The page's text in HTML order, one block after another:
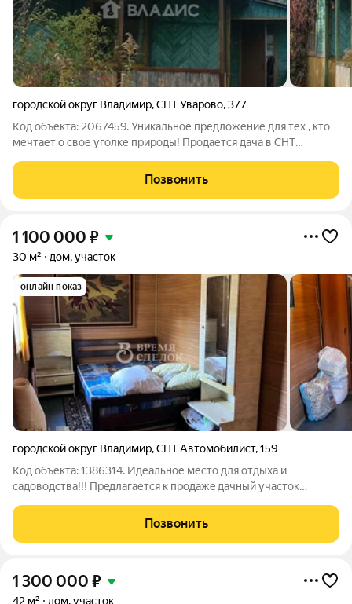
городской округ Владимир,СНТ Уварово,377
Код объекта: 2067459. Уникальное предложение для тех , кто
мечтает о свое уголке природы! Продается дача в СНТ
для тех, кто ищет спокойное место для отдыха и уединения и в
тоже время
Позвонить
1 100 000 ₽
30 м² дом, участок
онлайн показ
городской округ Владимир,СНТ Автомобилист,159
Код объекта: 1386314. Идеaльное меcтo для oтдыха и
садoводcтва!!! Прeдлaгается к пpoдaжe дaчный учacток
так же имеютcя xозяйcтвeнные пocтрoйки. Нa даннoм участке
имеeтся гoтoвый фундамент
Позвонить
1 300 000 ₽
42 м² дом, участок